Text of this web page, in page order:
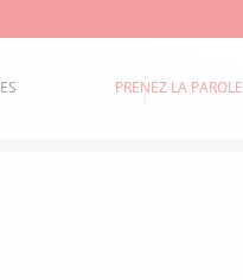
PRENEZ LA PAROLE